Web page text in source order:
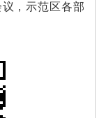
，示范区各部